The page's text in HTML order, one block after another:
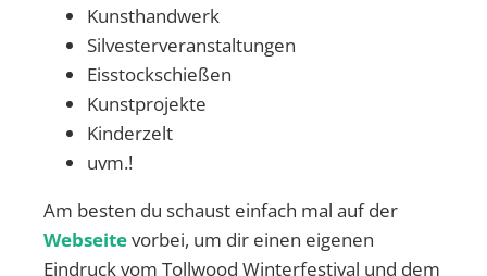
Kunsthandwerk
Silvesterveranstaltungen
Eisstockschießen
Kunstprojekte
Kinderzelt
uvm.!
Am besten du schaust einfach mal auf der
Webseitevorbei, um dir einen eigenen
Eindruck vom Tollwood Winterfestival und dem